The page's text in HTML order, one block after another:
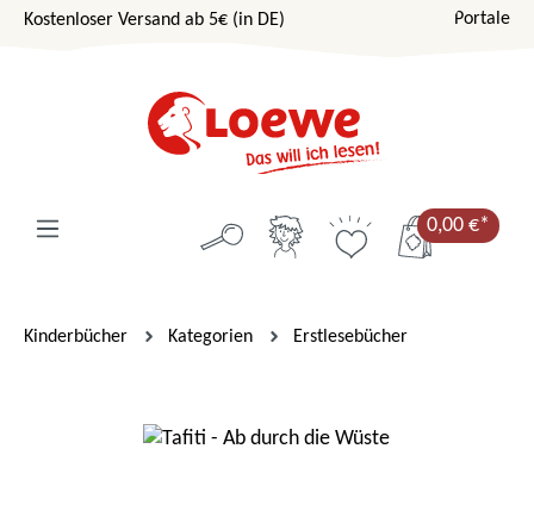
Zum Hauptinhalt springen
Kostenloser Versand ab 5€ (in DE) Portale
0,00 €*
Kinderbücher Kategorien Erstlesebücher
Bildergalerie überspringen